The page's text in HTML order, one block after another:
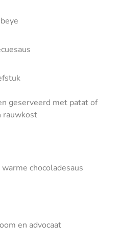
geserveerd met patat of
rauwkost
chocoladesaus
en advocaat